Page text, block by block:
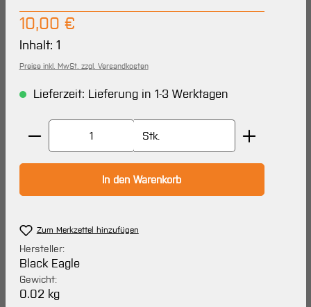
Regulärer Preis:
10,00 €
Inhalt: 1
Preise inkl. MwSt. zzgl. Versandkosten
Lieferzeit: Lieferung in 1-3 Werktagen
Produkt Anzahl: Gib den gewünschten Wert ein
Stk.
In den Warenkorb
Zum Merkzettel hinzufügen
Hersteller:
Black Eagle
Gewicht:
0.02 kg